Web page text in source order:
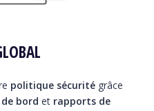
politique sécuritégrâce
bord et rapports de